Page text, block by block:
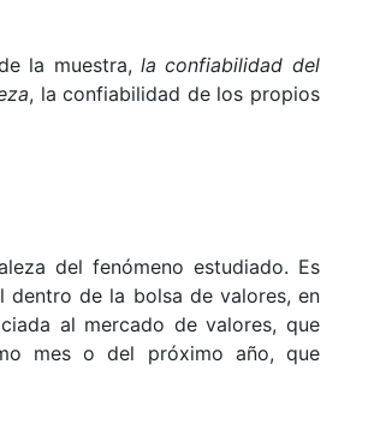
la muestra,la confiabilidad del
, la confiabilidad de los propios
del fenómeno estudiado. Es
de la bolsa de valores, en
al mercado de valores, que
mes o del próximo año, que